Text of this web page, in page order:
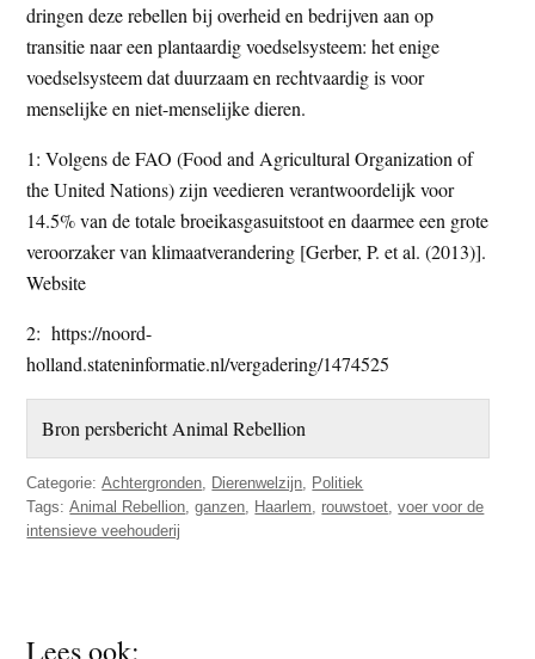
dringen deze rebellen bij overheid en bedrijven aan op
transitie naar een plantaardig voedselsysteem: het enige
voedselsysteem dat duurzaam en rechtvaardig is voor
menselijke en niet-menselijke dieren.
1: Volgens de FAO (Food and Agricultural Organization of
the United Nations) zijn veedieren verantwoordelijk voor
14.5% van de totale broeikasgasuitstoot en daarmee een grote
veroorzaker van klimaatverandering [Gerber, P. et al. (2013)].
Website
2: https://noord-
holland.stateninformatie.nl/vergadering/1474525
Bron persbericht Animal Rebellion
Categorie:Achtergronden, Dierenwelzijn, Politiek
Tags:Animal Rebellion,ganzen, Haarlem, rouwstoet,voer voor de
intensieve veehouderij
Lees ook: